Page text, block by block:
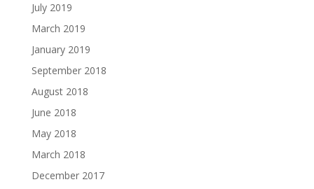
July 2019
March 2019
January 2019
September 2018
August 2018
June 2018
May 2018
March 2018
December 2017